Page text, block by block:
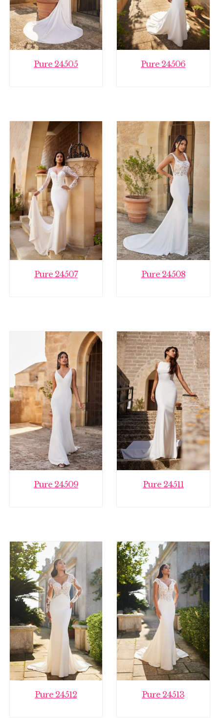
Pure 24505 Pure 24506
Pure 24507 Pure 24508
Pure 24509 Pure 24511
Pure 24512 Pure 24513